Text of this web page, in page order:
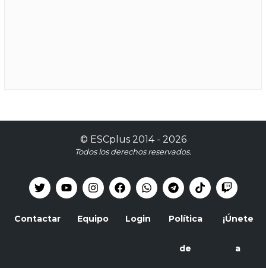
© ESCplus2014 - 2026
Todos los derechos reservados.
Contactar Equipo Login Política
de
¡Únete
a